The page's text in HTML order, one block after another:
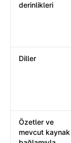
derinlikleri
Diller
Özetler ve
mevcut kaynak